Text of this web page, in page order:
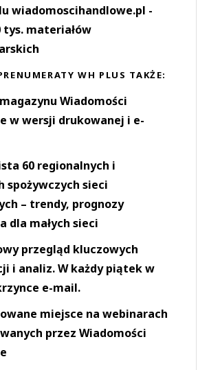
wiadomoscihandlowe.pl -
tys. materiałów
WH PLUS TAKŻE:
Wiadomości
w wersji drukowanej i e-
60 regionalnych i
spożywczych sieci
– trendy, prognozy
dla małych sieci
przegląd kluczowych
i analiz. W każdy piątek w
e-mail.
miejsce na webinarach
przez Wiadomości